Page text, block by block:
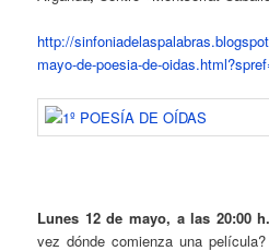
http://
mayo-de-poesia-de-
Lunes 12 de mayo, a las 20:00 h.
vez dónde comienza una